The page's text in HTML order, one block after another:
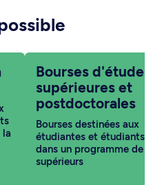
la
Bourses d'études
supérieures et
postdoctorales
Bourses destinées aux
étudiantes et étudiants
dans un programme de
supérieurs